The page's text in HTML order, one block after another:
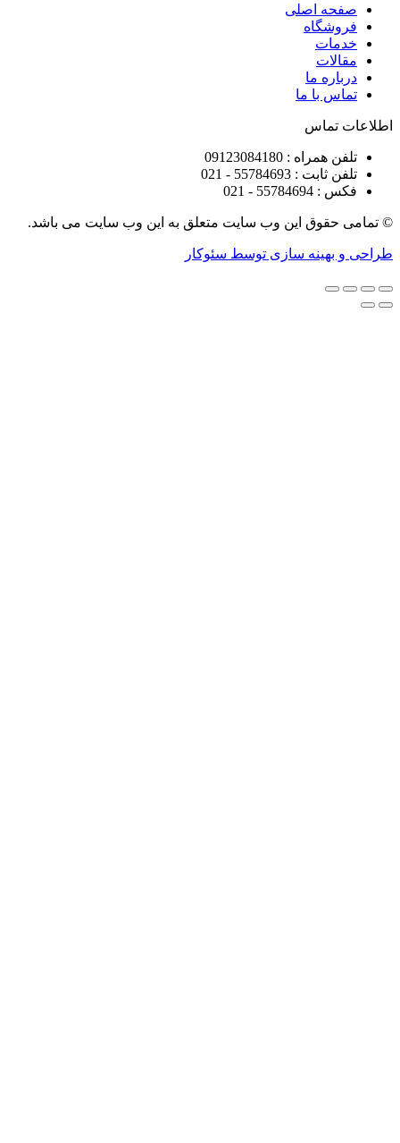
اصلی
ما
با ما
: 09123084180
: 55784693 - 021
این وب سایت متعلق به این وب سایت می باشد.
سازی توسط سئوکار